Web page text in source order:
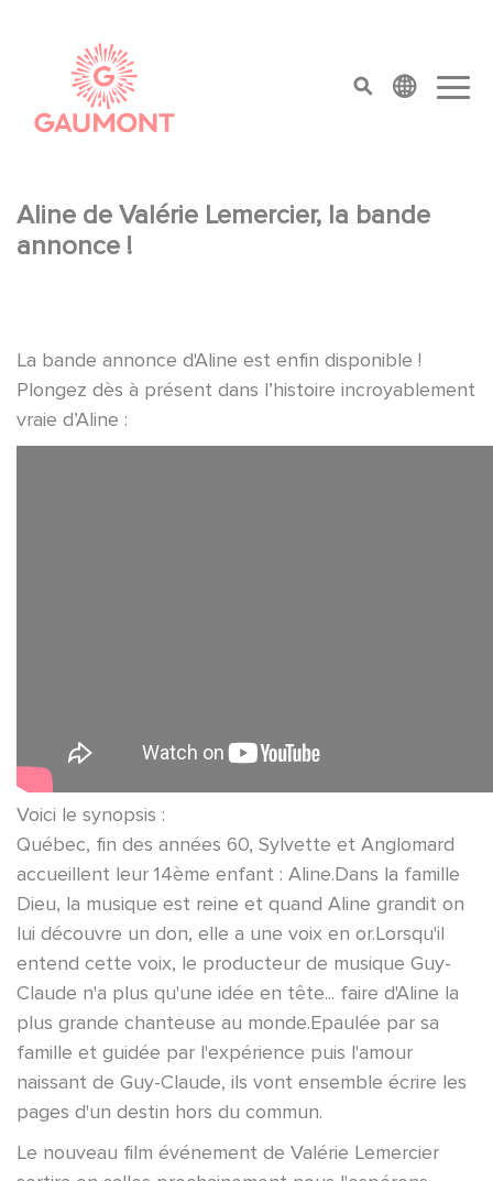
top menu
Aline de Valérie Lemercier, la bande
annonce !
La bande annonce d'Aline est enfin disponible !
Plongez dès à présent dans l’histoire incroyablement
vraie d’Aline :
Voici le synopsis :
Québec, fin des années 60, Sylvette et Anglomard
accueillent leur 14ème enfant : Aline.Dans la famille
Dieu, la musique est reine et quand Aline grandit on
lui découvre un don, elle a une voix en or.Lorsqu'il
entend cette voix, le producteur de musique Guy-
Claude n'a plus qu'une idée en tête... faire d'Aline la
plus grande chanteuse au monde.Epaulée par sa
famille et guidée par l'expérience puis l'amour
naissant de Guy-Claude, ils vont ensemble écrire les
pages d'un destin hors du commun.
Le nouveau film événement de Valérie Lemercier